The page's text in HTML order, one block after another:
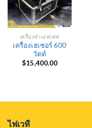
เครื่องทำเอฟเฟค
เครื่องเฮเซอร์ 600
วัตต์
$15,400.00
ไฟเวที